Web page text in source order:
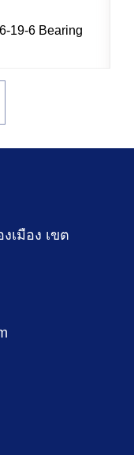
19-6 Bearing
เมือง เขต